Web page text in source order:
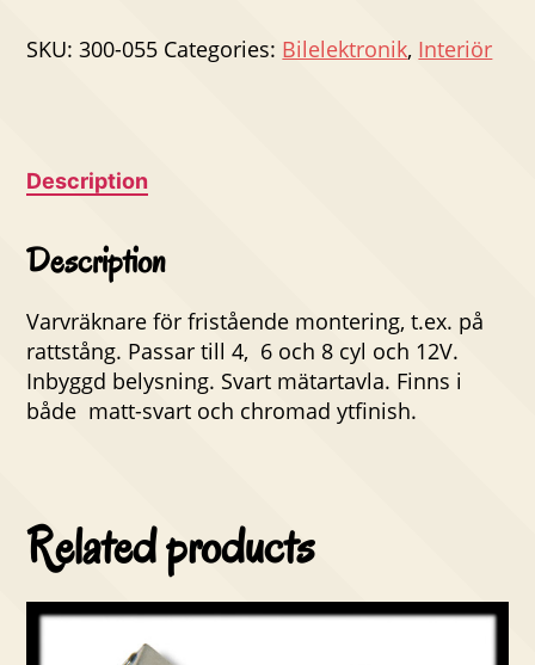
SKU:300-055 Categories: Bilelektronik, Interiör
Description
Description
Varvräknare för fristående montering, t.ex. på
rattstång. Passar till 4, 6 och 8 cyl och 12V.
Inbyggd belysning. Svart mätartavla. Finns i
både matt-svart och chromad ytfinish.
Related products